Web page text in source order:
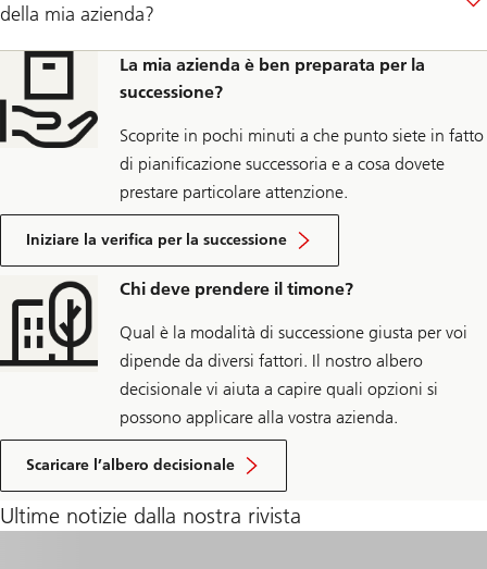
della mia azienda?
La mia azienda è ben preparata per la
successione?
Scoprite in pochi minuti a che punto siete in fatto
di pianificazione successoria e a cosa dovete
prestare particolare attenzione.
Iniziare la verifica per la successione
Chi deve prendere il timone?
Qual è la modalità di successione giusta per voi
dipende da diversi fattori. Il nostro albero
decisionale vi aiuta a capire quali opzioni si
possono applicare alla vostra azienda.
Scaricare l’albero decisionale
Ultime notizie dalla nostra rivista